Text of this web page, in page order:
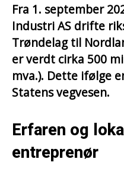
Fra 1. september
Industri AS drifte
Trøndelag til
er verdt cirka 500
mva.). Dette ifølge
Statens vegvesen.
Erfaren og
entreprenør